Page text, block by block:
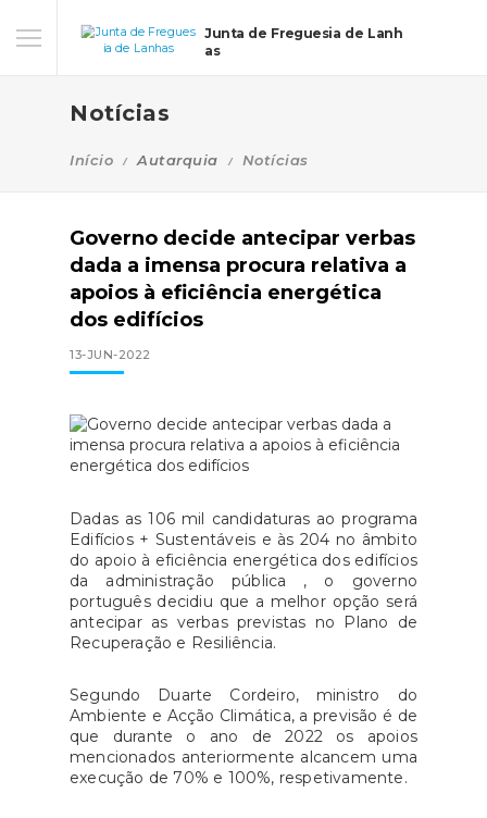
Junta de Freguesia de Lanh
as
Notícias
Início Autarquia Notícias
Governo decide antecipar verbas
dada a imensa procura relativa a
apoios à eficiência energética
dos edifícios
13-JUN-2022
Dadas as 106 mil candidaturas ao programa
Edifícios + Sustentáveis e às 204 no âmbito
do apoio à eficiência energética dos edifícios
da administração pública , o governo
português decidiu que a melhor opção será
antecipar as verbas previstas no Plano de
Recuperação e Resiliência.
Segundo Duarte Cordeiro, ministro do
Ambiente e Acção Climática, a previsão é de
que durante o ano de 2022 os apoios
mencionados anteriormente alcancem uma
execução de 70% e 100%, respetivamente.